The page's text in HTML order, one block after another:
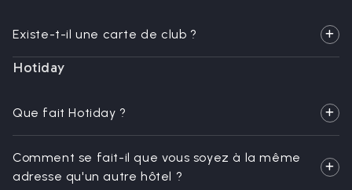
Existe-t-il une carte de club ?
Hotiday
Que fait Hotiday ?
Comment se fait-il que vous soyez à la même
adresse qu'un autre hôtel ?